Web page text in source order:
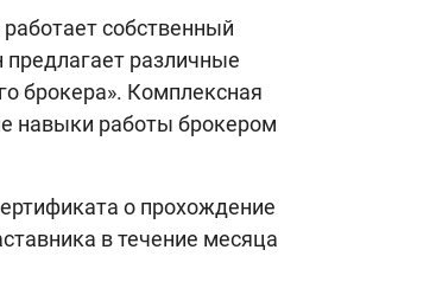
собственный
различные
брокера». Комплексная
навыки работы брокером
о прохождение
в течение месяца